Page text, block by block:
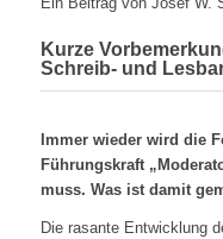
Kurze
Schreib- und
Immer wieder wird die
Führungskraft
muss. Was ist damit
Die rasante Entwicklung